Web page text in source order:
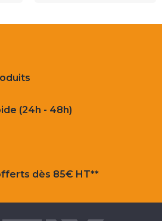
(24h - 48h)
dès 85€ HT**